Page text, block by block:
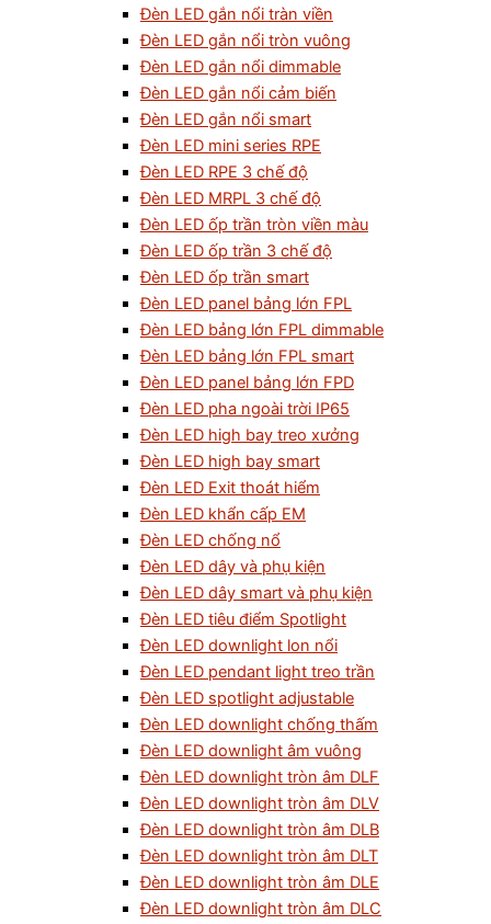
Đèn LED gắn nổi tràn viền
Đèn LED gắn nổi tròn vuông
Đèn LED gắn nổi dimmable
Đèn LED gắn nổi cảm biến
Đèn LED gắn nổi smart
Đèn LED mini series RPE
Đèn LED RPE 3 chế độ
Đèn LED MRPL 3 chế độ
Đèn LED ốp trần tròn viền màu
Đèn LED ốp trần 3 chế độ
Đèn LED ốp trần smart
Đèn LED panel bảng lớn FPL
Đèn LED bảng lớn FPL dimmable
Đèn LED bảng lớn FPL smart
Đèn LED panel bảng lớn FPD
Đèn LED pha ngoài trời IP65
Đèn LED high bay treo xưởng
Đèn LED high bay smart
Đèn LED Exit thoát hiểm
Đèn LED khẩn cấp EM
Đèn LED chống nổ
Đèn LED dây và phụ kiện
Đèn LED dây smart và phụ kiện
Đèn LED tiêu điểm Spotlight
Đèn LED downlight lon nổi
Đèn LED pendant light treo trần
Đèn LED spotlight adjustable
Đèn LED downlight chống thấm
Đèn LED downlight âm vuông
Đèn LED downlight tròn âm DLF
Đèn LED downlight tròn âm DLV
Đèn LED downlight tròn âm DLB
Đèn LED downlight tròn âm DLT
Đèn LED downlight tròn âm DLE
Đèn LED downlight tròn âm DLC